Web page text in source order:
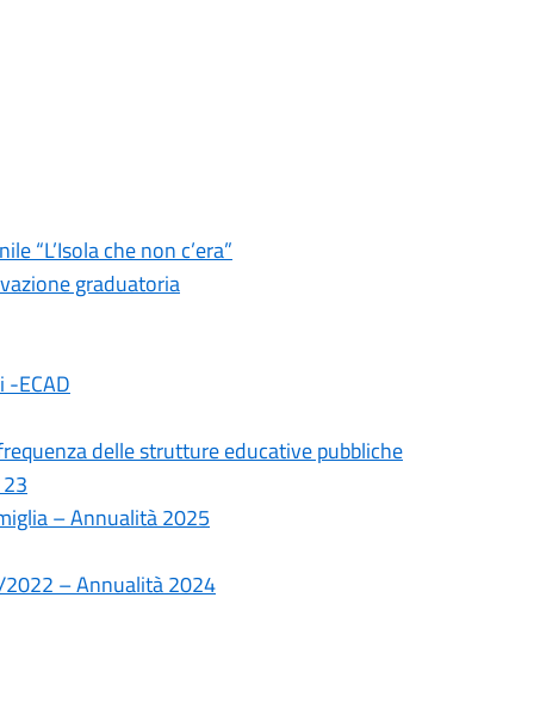
“L’Isola che non c’era”
graduatoria
-ECAD
delle strutture educative pubbliche
– Annualità 2025
2022 – Annualità 2024